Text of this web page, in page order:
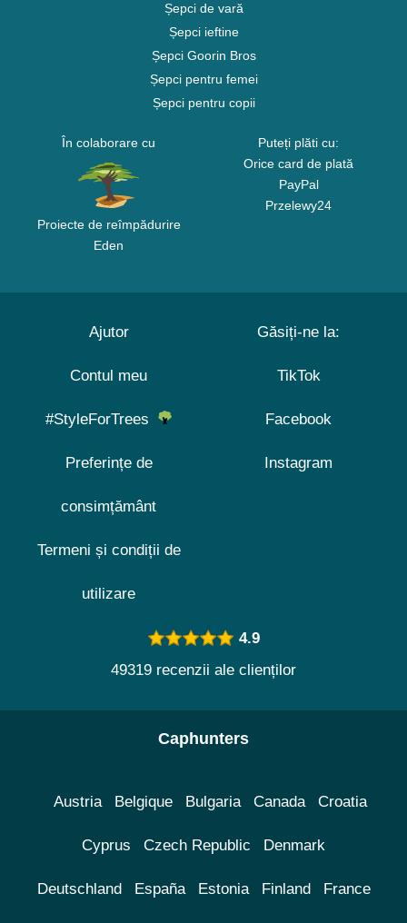
Șepci de vară
Șepci ieftine
Șepci Goorin Bros
Șepci pentru femei
Șepci pentru copii
În colaborare cu
Proiecte de reîmpădurire
Eden
Puteți plăti cu:
Orice card de plată
PayPal
Przelewy24
Ajutor
Contul meu
#StyleForTrees
Preferințe de
consimțământ
Termeni și condiții de
utilizare
Găsiți-ne la:
TikTok
Facebook
Instagram
4.9
49319 recenzii ale clienților
Caphunters
Austria Belgique Bulgaria Canada Croatia
Cyprus Czech Republic Denmark
Deutschland España Estonia Finland France